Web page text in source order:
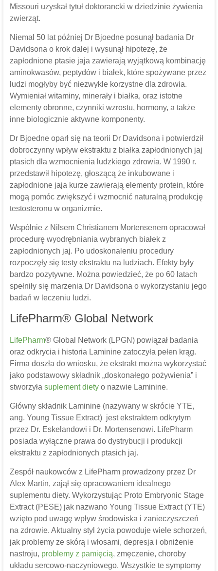
Missouri uzyskał tytuł doktorancki w dziedzinie żywienia
zwierząt.
Niemal 50 lat później Dr Bjoedne posunął badania Dr
Davidsona o krok dalej i wysunął hipotezę, że
zapłodnione ptasie jaja zawierają wyjątkową kombinację
aminokwasów, peptydów i białek, które spożywane przez
ludzi mogłyby być niezwykle korzystne dla zdrowia.
Wymieniał witaminy, minerały i białka, oraz istotne
elementy obronne, czynniki wzrostu, hormony, a także
inne biologicznie aktywne komponenty.
Dr Bjoedne oparł się na teorii Dr Davidsona i potwierdził
dobroczynny wpływ ekstraktu z białka zapłodnionych jaj
ptasich dla wzmocnienia ludzkiego zdrowia. W 1990 r.
przedstawił hipotezę, głoszącą że inkubowane i
zapłodnione jaja kurze zawierają elementy protein, które
mogą pomóc zwiększyć i wzmocnić naturalną produkcję
testosteronu w organizmie.
Wspólnie z Nilsem Christianem Mortensenem opracował
procedurę wyodrębniania wybranych białek z
zapłodnionych jaj. Po udoskonaleniu procedury
rozpoczęły się testy ekstraktu na ludziach. Efekty były
bardzo pozytywne. Można powiedzieć, że po 60 latach
spełniły się marzenia Dr Davidsona o wykorzystaniu jego
badań w leczeniu ludzi.
LifePharm® Global Network
LifePharm® Global Network (LPGN) powiązał badania
oraz odkrycia i historia Laminine zatoczyła pełen krąg.
Firma doszła do wniosku, że ekstrakt można wykorzystać
jako podstawowy składnik „doskonałego pożywienia” i
stworzyła suplement dietyo nazwie Laminine.
Główny składnik Laminine (nazywany w skrócie YTE,
ang. Young Tissue Extract) jest ekstraktem odkrytym
przez Dr. Eskelandowi i Dr. Mortensenowi. LifePharm
posiada wyłączne prawa do dystrybucji i produkcji
ekstraktu z zapłodnionych ptasich jaj.
Zespół naukowców z LifePharm prowadzony przez Dr
Alex Martin, zajął się opracowaniem idealnego
suplementu diety. Wykorzystując Proto Embryonic Stage
Extract (PESE) jak nazwano Young Tissue Extract (YTE)
wzięto pod uwagę wpływ środowiska i zanieczyszczeń
na zdrowie. Aktualny styl życia powoduje wiele schorzeń,
jak problemy ze skórą i włosami, depresja i obniżenie
nastroju, problemy z pamięcią, zmęczenie, choroby
układu sercowo-naczyniowego. Wszystkie te symptomy